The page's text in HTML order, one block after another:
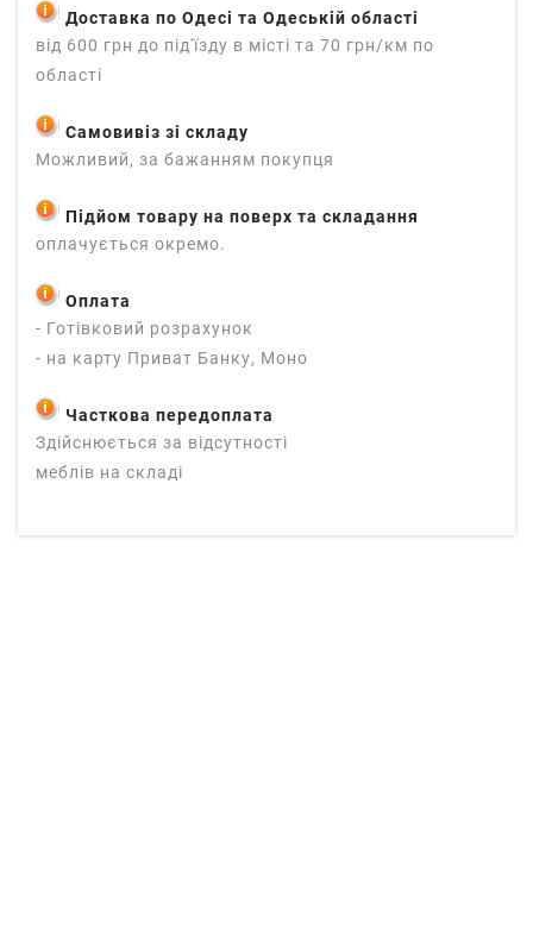
Доставка по Одесі та Одеській області
від 600 грн до під'їзду в місті та 70 грн/км по
області
Самовивіз зі складу
Можливий, за бажанням покупця
Підйом товару на поверх та складання
оплачується окремо.
Оплата
- Готівковий розрахунок
- на карту Приват Банку, Моно
Часткова передоплата
Здійснюється за відсутності
меблів на складі